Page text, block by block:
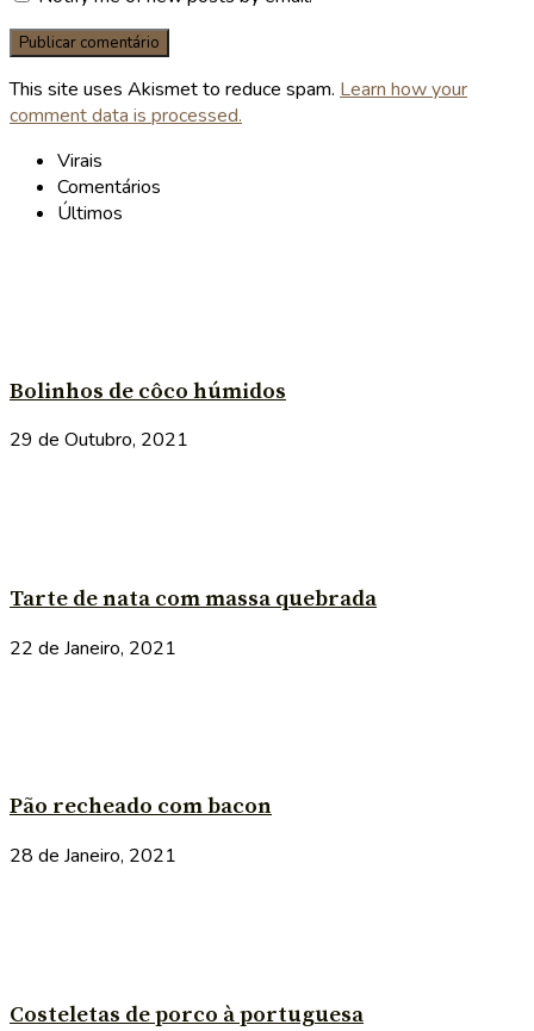
This site uses Akismet to reduce spam. Learn how your
comment data is processed.
Virais
Comentários
Últimos
Bolinhos de côco húmidos
29 de Outubro, 2021
Tarte de nata com massa quebrada
22 de Janeiro, 2021
Pão recheado com bacon
28 de Janeiro, 2021
Costeletas de porco à portuguesa